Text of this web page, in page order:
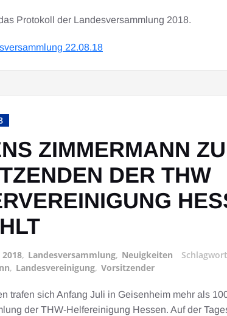
Protokoll der Landesversammlung 2018.
22.08.18
ZIMMERMANN
DER THW
2018, Landesversammlung, Neuigkeiten Schlagwort
, Landesvereinigung, Vorsitzender
trafen sich Anfang Juli in Geisenheim mehr als
der THW-Helfereinigung Hessen. Auf der